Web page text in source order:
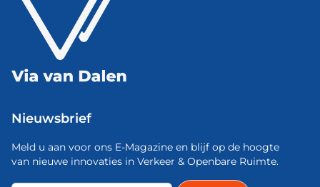
Nieuwsbrief
Meld u aan voor ons E-Magazine en blijf op de hoogte
van nieuwe innovaties in Verkeer & Openbare Ruimte.